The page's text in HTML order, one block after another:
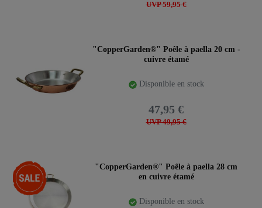
UVP 59,95 €
"CopperGarden®" Poêle à paella 20 cm -
cuivre étamé
Disponible en stock
UVP 49,95 €
47,95 €
-18%
"CopperGarden®" Poêle à paella 28 cm
en cuivre étamé
Disponible en stock